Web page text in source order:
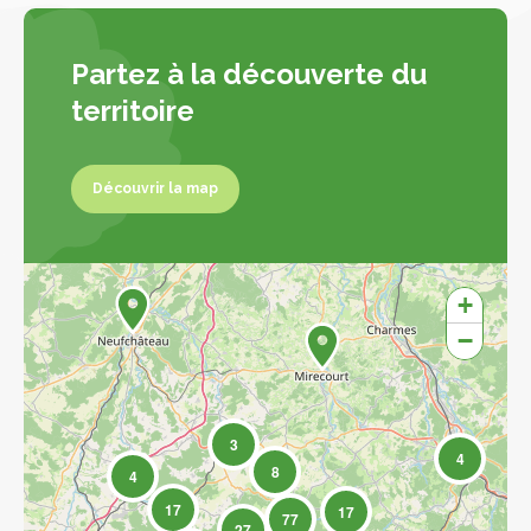
Partez à la découverte du
territoire
Découvrir la map
8
17
17
4
77
3
4
+
−